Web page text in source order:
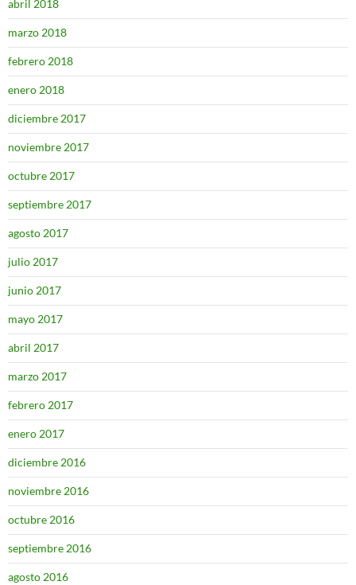
abril 2018
marzo 2018
febrero 2018
enero 2018
diciembre 2017
noviembre 2017
octubre 2017
septiembre 2017
agosto 2017
julio 2017
junio 2017
mayo 2017
abril 2017
marzo 2017
febrero 2017
enero 2017
diciembre 2016
noviembre 2016
octubre 2016
septiembre 2016
agosto 2016